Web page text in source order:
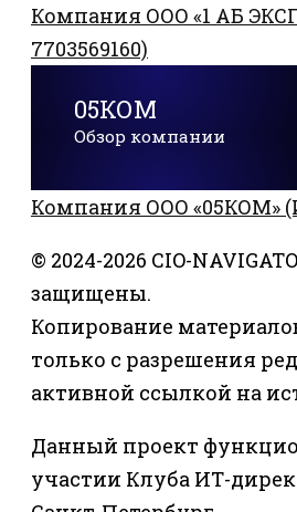
Компания ООО «1 АБ
7703569160)
05КОМ
Обзор компании
Компания ООО «05КОМ»
© 2024-2026 CIO-
защищены.
Копирование
только с разрешения
активной ссылкой на
Данный проект
участии Клуба ИТ-